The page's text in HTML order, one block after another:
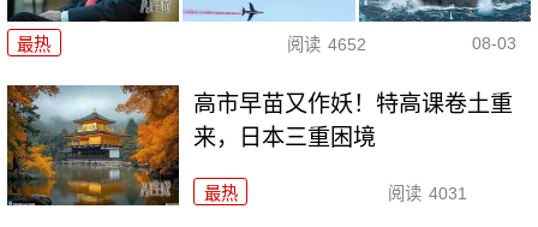
最热 阅读 4652 08-03
高市早苗又作妖！特高课卷土重
来，日本三重困境
最热 阅读 4031